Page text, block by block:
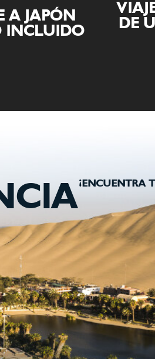
AL SALAR
Y LA
PAZ
¡ENCUENTRA